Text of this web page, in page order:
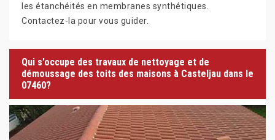
les étanchéités en membranes synthétiques.
Contactez-la pour vous guider.
Qui s'occupe des travaux de nettoyage et de
démoussage des toits des maisons à Casteljau dans le
07460?